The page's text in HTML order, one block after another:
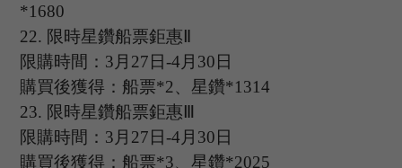
*1680
22. 限時星鑽船票鉅惠Ⅱ
限購時間： 3 月 27日-4 月 30日
購買後獲得：船票*2、星鑽*1314
23. 限時星鑽船票鉅惠Ⅲ
限購時間： 3 月 27日-4 月 30日
購買後獲得：船票*3、星鑽*2025